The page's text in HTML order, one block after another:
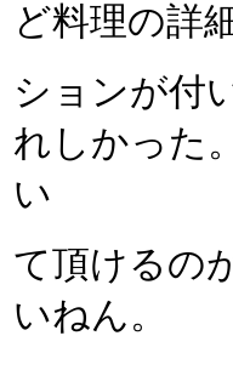
ど料理の詳
ションが付
れしかった
い
て頂けるの
いねん。